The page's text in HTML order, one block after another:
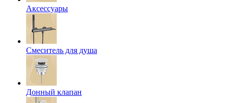
Аксессуары
Смеситель для душа
Донный клапан